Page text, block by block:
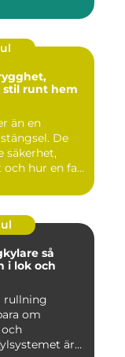
runt hem
än en
De
säkerhet,
hur en fa...
så
i lok och
rullning
om
är